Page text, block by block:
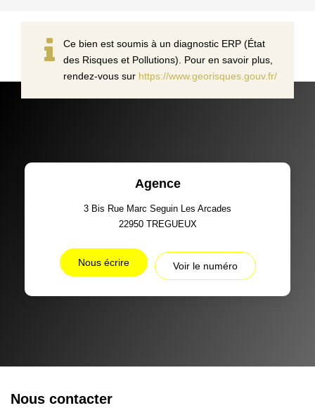
Ce bien est soumis à un diagnostic ERP (État
des Risques et Pollutions). Pour en savoir plus,
rendez-vous sur https://www.georisques.gouv.fr/
Agence
3 Bis Rue Marc Seguin Les Arcades
22950 TREGUEUX
Nous écrire Voir le numéro
Nous contacter